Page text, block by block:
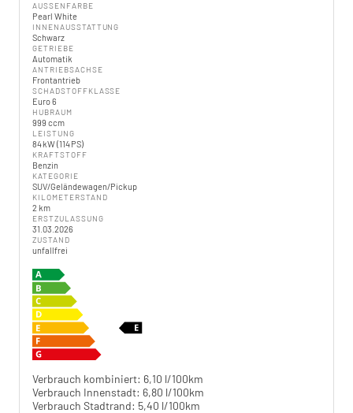
AUSSENFARBE
Pearl White
INNENAUSSTATTUNG
Schwarz
GETRIEBE
Automatik
ANTRIEBSACHSE
Frontantrieb
SCHADSTOFFKLASSE
Euro 6
HUBRAUM
999 ccm
LEISTUNG
84 kW (114 PS)
KRAFTSTOFF
Benzin
KATEGORIE
SUV/Geländewagen/Pickup
KILOMETERSTAND
2 km
ERSTZULASSUNG
31.03.2026
ZUSTAND
unfallfrei
Verbrauch kombiniert: 6,10 l/100km
Verbrauch Innenstadt: 6,80 l/100km
Verbrauch Stadtrand: 5,40 l/100km